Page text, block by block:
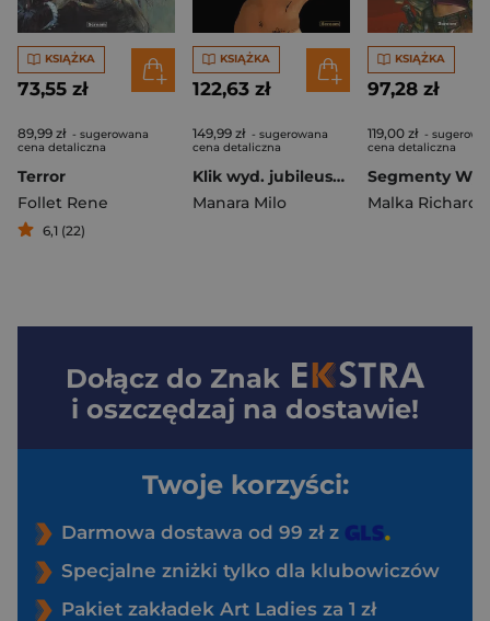
KSIĄŻKA
73,55 zł
89,99 zł - sugerowana
cena detaliczna
Terror
Follet Rene
6,1 (22)
KSIĄŻKA
122,63 zł
149,99 zł - sugerowana
cena detaliczna
Klik wyd. jubileuszowe
Manara Milo
KSIĄŻKA
97,28 zł
119,00 zł -
cena detaliczna
Malka Richard
Dołącz do Znak
i oszczędzaj na dostawie!
Twoje korzyści:
Darmowa dostawa od 99 zł z
Specjalne zniżki tylko dla klubowiczów
Pakiet zakładek Art Ladies za 1 zł